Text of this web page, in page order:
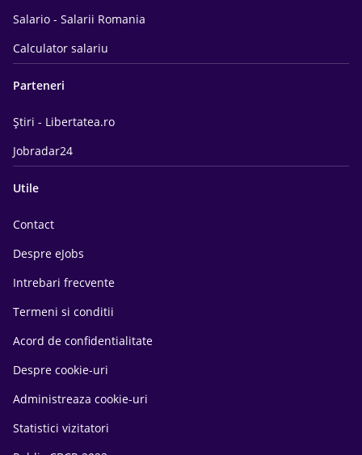
Salario - Salarii Romania
Calculator salariu
Parteneri
Știri - Libertatea.ro
Jobradar24
Utile
Contact
Despre eJobs
Intrebari frecvente
Termeni si conditii
Acord de confidentialitate
Despre cookie-uri
Administreaza cookie-uri
Statistici vizitatori